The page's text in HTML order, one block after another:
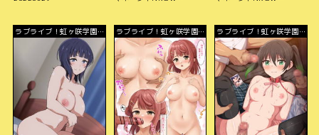
ラブライブ！虹ヶ咲学園ス
クールアイドル同好会
ラブライブ！虹ヶ咲学園ス
クールアイドル同好会
ラブライブ！虹ヶ咲学園ス
クールアイドル同好会